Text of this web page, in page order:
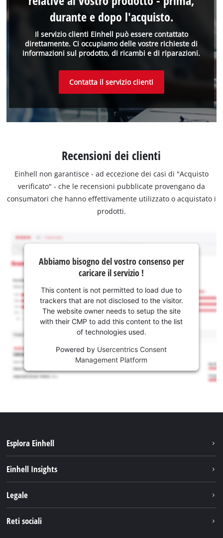
Il servizio clienti Einhell può essere contattato
direttamente. Ci occupiamo delle vostre richieste di
informazioni sul prodotto, di ricambi e di riparazioni.
durante e dopo l'acquisto.
Contatta il servizio clienti
Recensioni dei clienti
Einhell non garantisce - ad eccezione dei casi di "Acquisto
verificato" - che le recensioni pubblicate provengano da
consumatori che hanno effettivamente utilizzato o acquistato i
prodotti.
Abbiamo bisogno del vostro consenso per
caricare il servizio !
This content is not permitted to load due to
trackers that are not disclosed to the visitor.
The website owner needs to setup the site
with their CMP to add this content to the list
of technologies used.
Powered by Usercentrics Consent
Management Platform
Esplora Einhell
Chi siamo
Einhell Insights
Einhell prodotti
Legale
Reti sociali